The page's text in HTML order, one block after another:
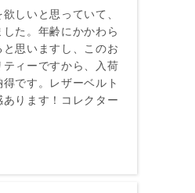
しいと思っていて、
た。年齢にかかわら
思いますし、このお
ィーですから、入荷
です。レザーベルト
ります！コレクター